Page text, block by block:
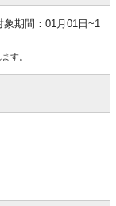
期間：01月01日~1
す。